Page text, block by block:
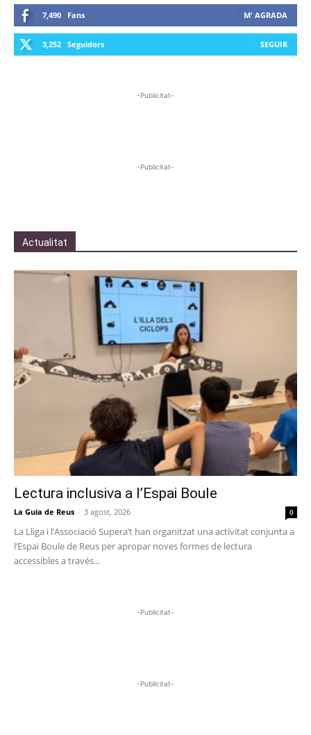
7,490 Fans M' AGRADA
3,252 Seguidors SEGUIR
-Publicitat-
-Publicitat-
Actualitat
Lectura inclusiva a l’Espai Boule
La Guia de Reus - 3 agost, 2026 0
La Lliga i l’Associació Supera’t han organitzat una activitat conjunta a
l’Espai Boule de Reus per apropar noves formes de lectura
accessibles a través...
-Publicitat-
-Publicitat-